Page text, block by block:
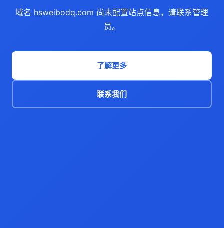
域名 hsweibodq.com 尚未配置站点信息，请联系管理
员。
了解更多
联系我们